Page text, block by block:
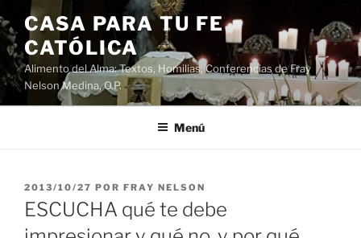
Saltar
al
contenido
CASA PARA TU FE
CATÓLICA
Alimento del Alma: Textos, Homilias, Conferencias de Fray
Nelson Medina, O.P.
Menú
PUBLICADO
EL
2013/10/27 POR FRAY NELSON
ESCUCHA qué te debe